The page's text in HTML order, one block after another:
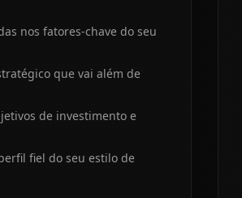
nos fatores-chave do seu
que vai além de
de investimento e
fiel do seu estilo de